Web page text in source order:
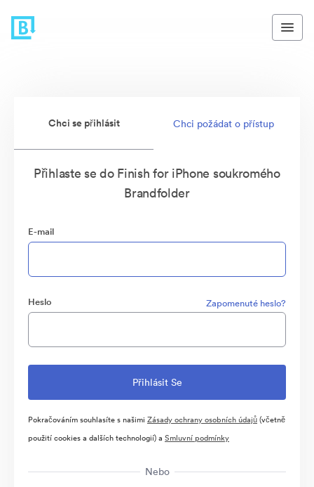
Chci se přihlásit Chci požádat o přístup
Přihlaste se do Finish for iPhone soukromého
Brandfolder
E-mail
Heslo Zapomenuté heslo?
Pokračováním souhlasíte s našimi Zásady ochrany osobních údajů(včetně
použití cookies a dalších technologií) a Smluvní podmínky
Nebo